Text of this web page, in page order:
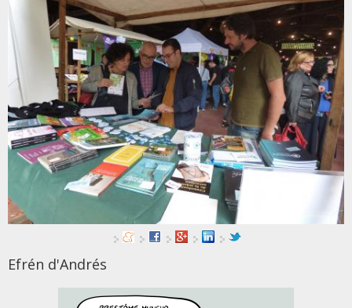
Efrén d'Andrés